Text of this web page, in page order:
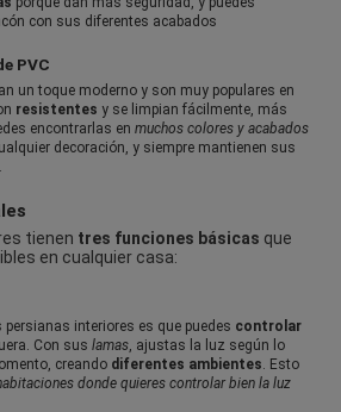
con sus diferentes acabados
PVC
un toque moderno y son muy populares en
resistentes y se limpian fácilmente, más
encontrarlas en muchos colores y acabados
decoración, y siempre mantienen sus
tienen tres funciones básicas que
en cualquier casa:
interiores es que puedes controlar
Con sus lamas , ajustas la luz según lo
creando diferentes ambientes . Esto
donde quieres controlar bien la luz